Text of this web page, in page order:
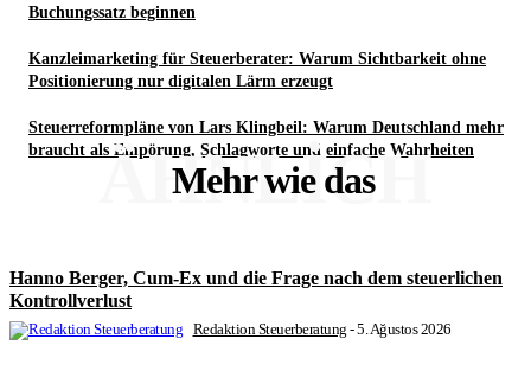
Buchungssatz beginnen
Kanzleimarketing für Steuerberater: Warum Sichtbarkeit ohne
Positionierung nur digitalen Lärm erzeugt
Steuerreformpläne von Lars Klingbeil: Warum Deutschland mehr
braucht als Empörung, Schlagworte und einfache Wahrheiten
Mehr wie das
ÄHNLICH
Hanno Berger, Cum-Ex und die Frage nach dem steuerlichen
Kontrollverlust
Redaktion Steuerberatung -5. Ağustos 2026